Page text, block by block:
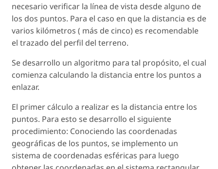
necesario verificar la línea de vista desde alguno de
los dos puntos. Para el caso en que la distancia es de
varios kilómetros ( más de cinco) es recomendable
el trazado del perfil del terreno.
Se desarrollo un algoritmo para tal propósito, el cual
comienza calculando la distancia entre los puntos a
enlazar.
El primer cálculo a realizar es la distancia entre los
puntos. Para esto se desarrollo el siguiente
procedimiento: Conociendo las coordenadas
geográficas de los puntos, se implemento un
sistema de coordenadas esféricas para luego